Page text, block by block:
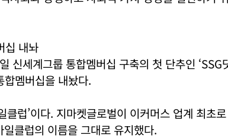
십 내놔
신세계그룹 통합멤버십 구축의 첫 단추인 ‘SSG
합멤버십을 내놨다.
클럽’이다. 지마켓글로벌이 이커머스 업계 최초
클럽의 이름을 그대로 유지했다.